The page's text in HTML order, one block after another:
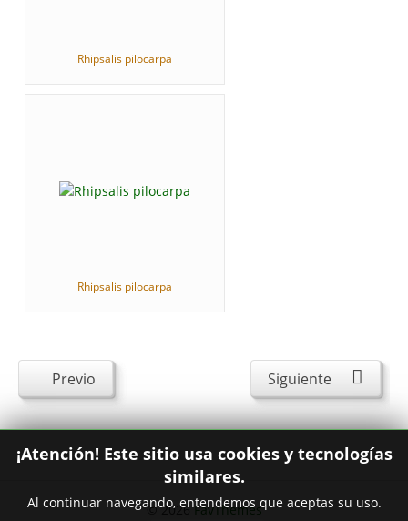
Rhipsalis pilocarpa
Rhipsalis pilocarpa
Previo Siguiente
© 2026FavThemes
¡Atención! Este sitio usa cookies y tecnologías
similares.
Al continuar navegando, entendemos que aceptas su uso.